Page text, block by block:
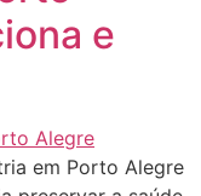
e
em Porto Alegre